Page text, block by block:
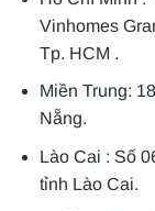
Vinhomes
Tp. HCM .
Miền Trung:
Nẵng.
Lào Cai : Số
tỉnh Lào Cai.